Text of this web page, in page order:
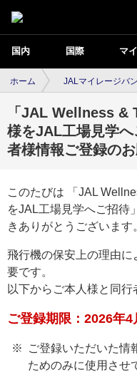
国内 国際 マ
ホーム JALマイレージバ
「JAL Wellness &
様をJAL工場見学
者様情報ご登録の
このたびは 「JAL
をJAL工場見学へご招待
きありがとうございます
飛行機の保安上の理由
要です。
以下からご本人様と同行
ご登録期限：2026年
ご登録いただいた情
ためのみに使用させ